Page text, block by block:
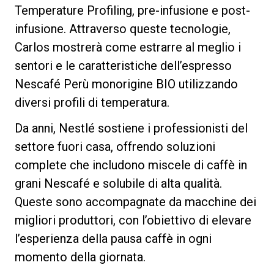
Temperature Profiling, pre-infusione e post-
infusione. Attraverso queste tecnologie,
Carlos mostrerà come estrarre al meglio i
sentori e le caratteristiche dell’espresso
Nescafé Perù monorigine BIO utilizzando
diversi profili di temperatura.
Da anni, Nestlé sostiene i professionisti del
settore fuori casa, offrendo soluzioni
complete che includono miscele di caffè in
grani Nescafé e solubile di alta qualità.
Queste sono accompagnate da macchine dei
migliori produttori, con l’obiettivo di elevare
l’esperienza della pausa caffè in ogni
momento della giornata.
Privacy Policy